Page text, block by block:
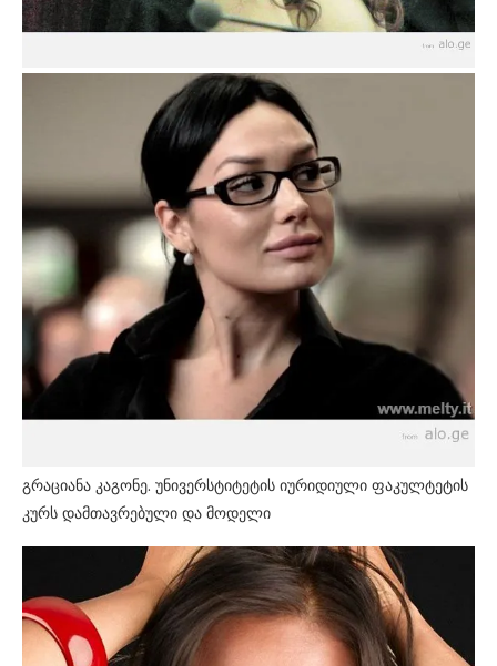
გრაციანა კაგონე. უნივერსტიტეტის იურიდიული ფაკულტეტის
კურს დამთავრებული და მოდელი